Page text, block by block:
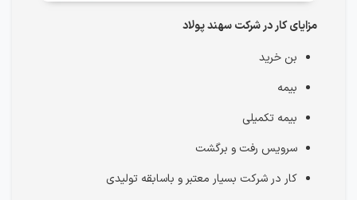
مزایای کار در شرکت سهند پولاد
بن خرید
بیمه
بیمه تکمیلی
سرویس رفت و برگشت
کار در شرکت بسیار معتبر و باسابقه تولیدی